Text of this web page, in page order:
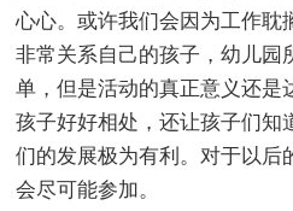
心心。或许我们会因为工作耽
非常关系自己的孩子，幼儿园
单，但是活动的真正意义还是
孩子好好相处，还让孩子们知
们的发展极为有利。对于以后
会尽可能参加。